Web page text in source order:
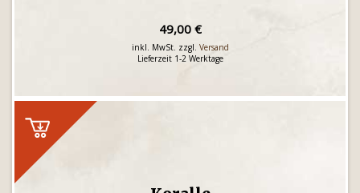
49,00 €
inkl. MwSt. zzgl. Versand
Lieferzeit 1-2 Werktage